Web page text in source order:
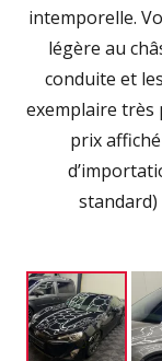
intemporelle.
légère au
conduite et
exemplaire très
prix
standard)